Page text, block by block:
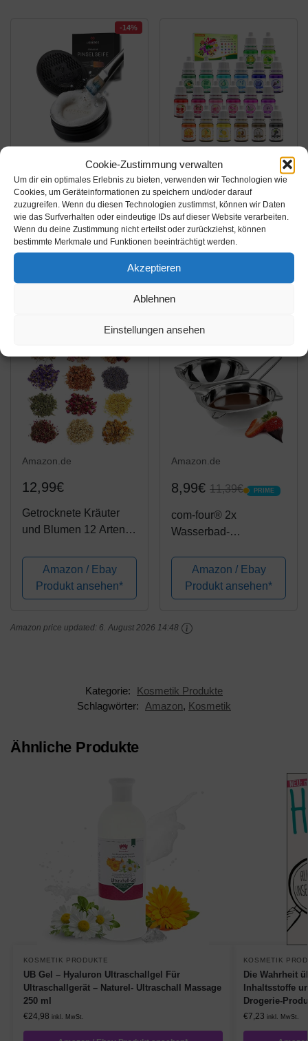
Cookie-Zustimmung verwalten
Um dir ein optimales Erlebnis zu bieten, verwenden wir Technologien wie
Cookies, um Geräteinformationen zu speichern und/oder darauf
zuzugreifen. Wenn du diesen Technologien zustimmst, können wir Daten
wie das Surfverhalten oder eindeutige IDs auf dieser Website verarbeiten.
Wenn du deine Zustimmung nicht erteilst oder zurückziehst, können
bestimmte Merkmale und Funktionen beeinträchtigt werden.
Akzeptieren
Ablehnen
Einstellungen ansehen
-14%
9,31€ 10,95€ PRIME
PRIME
LIEBERGE Premium
Pinselseife 40g +
hochwertige Pinsel
Produkt ansehen*
Amazon.de
10,88€
Seifenfarbe Set 20er x
6ml - Flüssig Färbende
Hautverträgliche Farbe
Badebomben, Seifen...
Produkt ansehen*
Amazon.de
12,99€
Getrocknete Kräuter
und Blumen 12 Arten
Blumen Jasmin
Lavendel
Vergissmeinnicht Rose
Zitronengras für DIY
Amazon / Ebay
Produkt ansehen*
Amazon.de
8,99€ 11,39€ PRIME
PRIME
com-four® 2x
Wasserbad-
Schmelzschale mit 2
Ausgüssen -
Langlebige
Schmelzschüssel -
Amazon / Ebay
Produkt ansehen*
Amazon price updated: 6. August 2026 14:48
Kategorie:
Kosmetik Produkte
Schlagwörter:
Amazon, Kosmetik
Ähnliche Produkte
KOSMETIK PRODUKTE
UB Gel – Hyaluron Ultraschallgel Für
Ultraschallgerät – Naturel- Ultraschall Massage
250 ml
€24,98 inkl. MwSt.
KOSMETIK
Die Wahrheit
Inhaltsstoffe
Drogerie-
€7,23 inkl. MwSt.